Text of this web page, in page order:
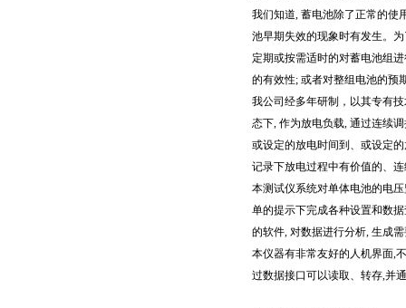
我们知道, 蓄电池除了正常的使
池早期失效的现象时有发生。
定期或按需适时的对蓄电池组
的有效性; 或者对整组电池的预
我公司经多年研制，以其专有
态下, 作为放电负载, 通过连续
或设定的放电时间到、或设定
记录下放电过程中有价值的、
本测试仪系统对单体电池的电
单的提示下完成各种设置和数
的软件, 对数据进行分析, 生成
本仪器有非常友好的人机界面,
过数据接口可以读取、转存,并